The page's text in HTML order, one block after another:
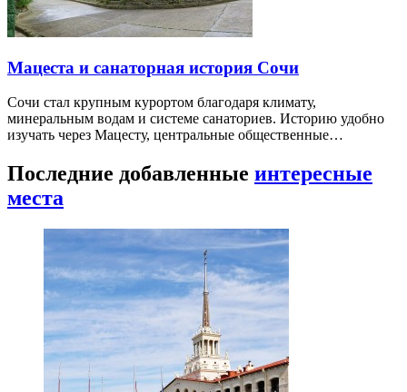
Мацеста и санаторная история Сочи
Сочи стал крупным курортом благодаря климату,
минеральным водам и системе санаториев. Историю удобно
изучать через Мацесту, центральные общественные…
Последние добавленные интересные
места